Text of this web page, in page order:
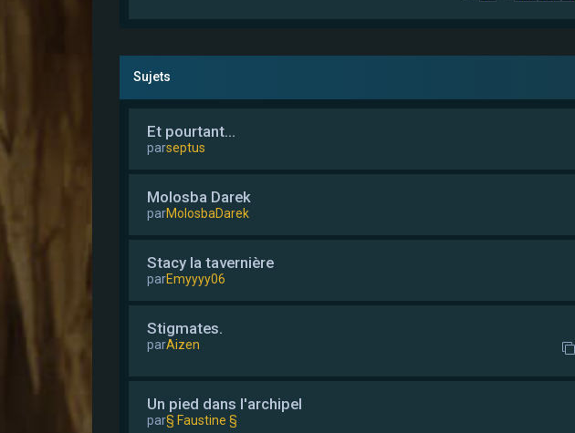
Sujets
Et pourtant...
parseptus
Molosba Darek
parMolosbaDarek
Stacy la tavernière
parEmyyyy06
Stigmates.
parAizen
Un pied dans l'archipel
par§ Faustine §